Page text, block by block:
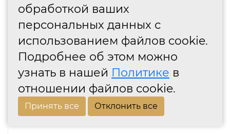
обработкой ваших
персональных данных с
использованием файлов cookie.
Подробнее об этом можно
узнать в нашей Политике в
отношении файлов cookie.
Принять все Отклонить все